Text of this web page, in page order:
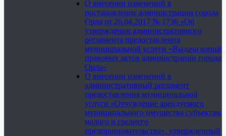
О внесении изменений в
постановление администрации города
Орла от 26.04.2017 № 1736 «Об
утверждении административного
регламента предоставления
муниципальной услуги «Выдача копий
правовых актов администрации города
Орла»
О внесении изменений в
административный регламент
предоставления муниципальной
услуги «Отчуждение арендуемого
муниципального имущества субъектам
малого и среднего
предпринимательства», утвержденный